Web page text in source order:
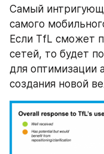
Самый
самого
Если TfL сможет
сетей, то будет
для оптимизации
создания новой